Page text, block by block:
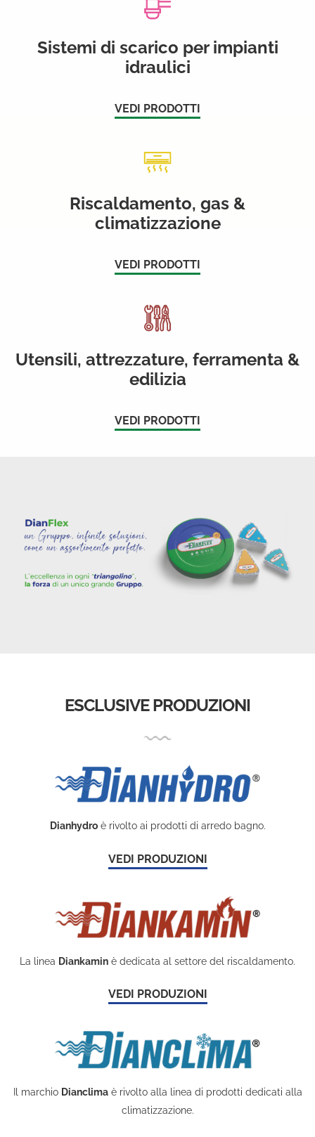
Sistemi di scarico per impianti
idraulici
VEDI PRODOTTI
Riscaldamento, gas &
climatizzazione
VEDI PRODOTTI
Utensili, attrezzature, ferramenta &
edilizia
VEDI PRODOTTI
ESCLUSIVE PRODUZIONI
Dianhydroè rivolto ai prodotti di arredo bagno.
VEDI PRODUZIONI
La linea Diankamin è dedicata al settore del riscaldamento.
VEDI PRODUZIONI
Il marchio Dianclimaè rivolto alla linea di prodotti dedicati alla
climatizzazione.